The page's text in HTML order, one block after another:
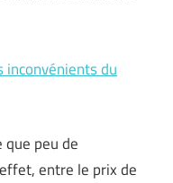
inconvénients du
peu de
entre le prix de